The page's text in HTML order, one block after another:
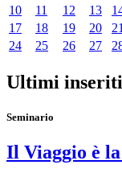
10
11 12 13
17
18 19 20 21
24
25 26 27
Ultimi
Seminario
Il Viaggio è